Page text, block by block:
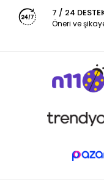
7 / 24
Öneri ve